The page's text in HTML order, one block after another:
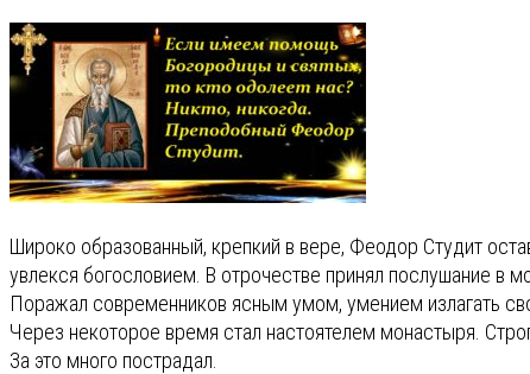
Широко образованный, крепкий в вере, Феодор Студит
увлекся богословием. В отрочестве принял послушание в
Поражал современников ясным умом, умением излагать
Через некоторое время стал настоятелем монастыря.
За это много пострадал.